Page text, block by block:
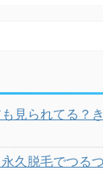
見られてる？
久脱毛でつる